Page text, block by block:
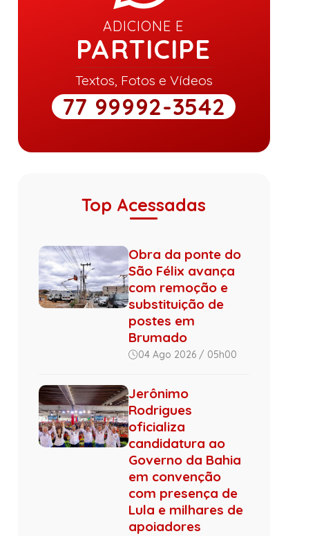
ADICIONE E
PARTICIPE
Textos, Fotos e Vídeos
77 99992-3542
Top Acessadas
Obra da ponte do
São Félix avança
com remoção e
substituição de
postes em
Brumado
04 Ago 2026 / 05h00
Jerônimo
Rodrigues
oficializa
candidatura ao
Governo da Bahia
em convenção
com presença de
Lula e milhares de
apoiadores